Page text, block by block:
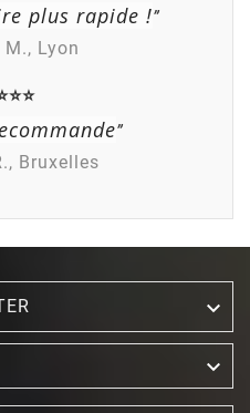
plus rapide !”
Lyon
”
Bruxelles

